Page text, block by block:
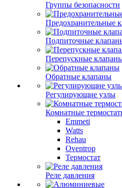
Группы безопасности
Предохранительные
Подпиточные
Перепускные
Обратные клапаны
Регулирующие узлы
Комнатные
Emmeti
Watts
Rehau
Oventrop
Термостат
Реле давления